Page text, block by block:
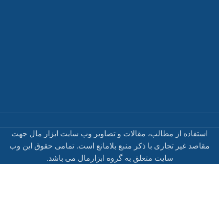
استفاده از مطالب، مقالات و تصاویر وب سایت ابزار مال جهت
مقاصد غیر تجاری با ذکر منبع بلامانع است. تمامی حقوق این وب
سایت متعلق به گروه ابزارمال می باشد.